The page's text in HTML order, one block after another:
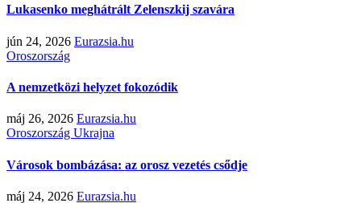
Lukasenko meghátrált Zelenszkij szavára
jún 24, 2026 Eurazsia.hu
Oroszország
A nemzetközi helyzet fokozódik
máj 26, 2026 Eurazsia.hu
Oroszország Ukrajna
Városok bombázása: az orosz vezetés csődje
máj 24, 2026 Eurazsia.hu